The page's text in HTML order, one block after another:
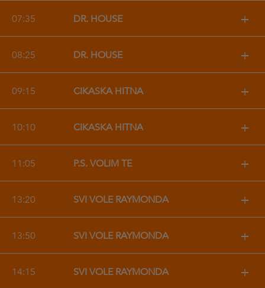
07:35 DR. HOUSE +
08:25 DR. HOUSE +
09:15 ČIKAŠKA HITNA +
10:10 ČIKAŠKA HITNA +
11:05 P.S. VOLIM TE +
13:20 SVI VOLE RAYMONDA +
13:50 SVI VOLE RAYMONDA +
14:15 SVI VOLE RAYMONDA +